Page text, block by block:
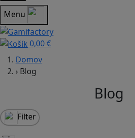
Menu
0,00 €
Domov
› Blog
Blog
Filter